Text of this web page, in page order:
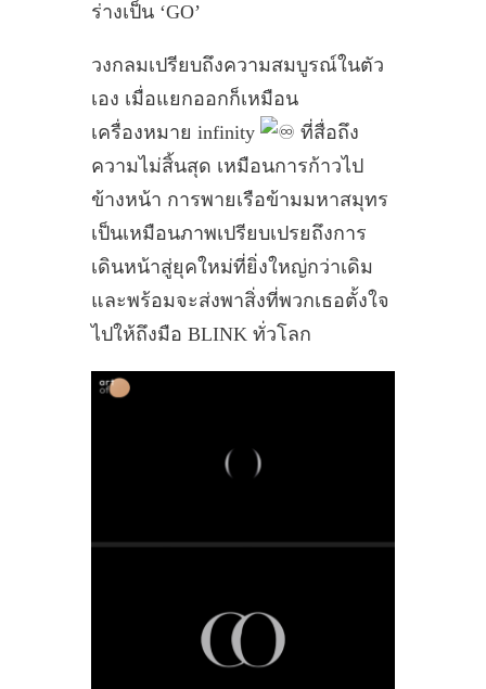
ร่างเป็น ‘GO’
วงกลมเปรียบถึงความสมบูรณ์ในตัว
เอง เมื่อแยกออกก็เหมือน
เครื่องหมาย infinity
ที่สื่อถึง
ความไม่สิ้นสุด เหมือนการก้าวไป
ข้างหน้า การพายเรือข้ามมหาสมุทร
เป็นเหมือนภาพเปรียบเปรยถึงการ
เดินหน้าสู่ยุคใหม่ที่ยิ่งใหญ่กว่าเดิม
และพร้อมจะส่งพาสิ่งที่พวกเธอตั้งใจ
ไปให้ถึงมือ BLINK ทั่วโลก